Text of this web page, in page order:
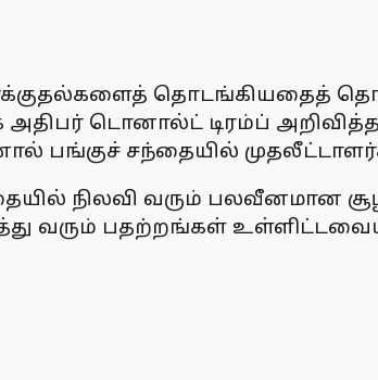
தொடங்கியதைத்
அதிபர் டொனால்ட் டிரம்ப்
பங்குச் சந்தையில்
நிலவி வரும் பலவீனமான
வரும் பதற்றங்கள்